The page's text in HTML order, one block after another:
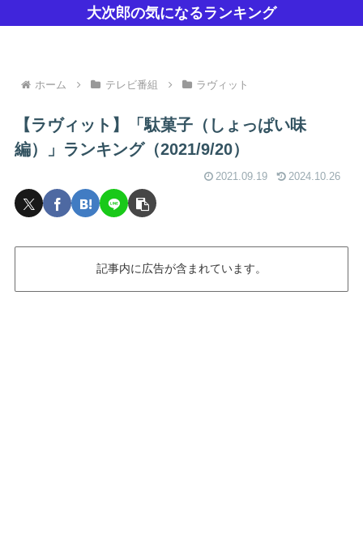
大次郎の気になるランキング
ホーム テレビ番組 ラヴィット
【ラヴィット】「駄菓子（しょっぱい味
編）」ランキング（2021/9/20）
2021.09.19 2024.10.26
記事内に広告が含まれています。